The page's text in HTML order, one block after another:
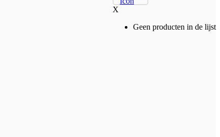
X
Geen producten in de lijst